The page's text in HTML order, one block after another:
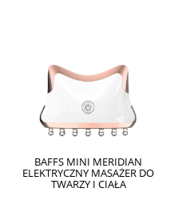
BAFFS MINI MERIDIAN
ELEKTRYCZNY MASAŻER DO
TWARZY I CIAŁA